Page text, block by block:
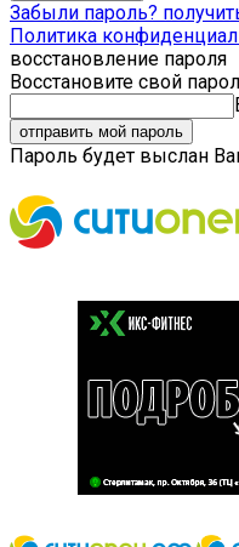
Забыли пароль?
Политика
восстановление пароля
Восстановите свой
Пароль будет выслан